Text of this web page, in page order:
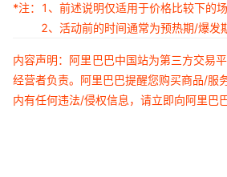
*注：
1、前述说明仅适用于价格比较下的场
2、活动前的时间通常为预热期/爆发
内容声明：阿里巴巴中国站为第三方交易
经营者负责。阿里巴巴提醒您购买商品/服
内有任何违法/侵权信息，请立即向阿里巴